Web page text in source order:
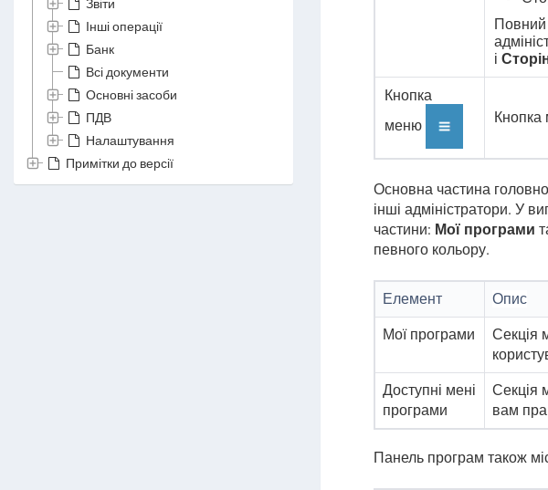
Інші операції
Банк
Всі документи
Основні засоби
ПДВ
Налаштування
Примітки до версії
Повний
і
Кнопка
меню
Кнопка
Основна частина
інші адміністратори. У
частини: Мої програми
певного кольору.
Елемент Опис
Мої програми
Секція
Доступні мені
програми
Секція
вам
Панель програм також